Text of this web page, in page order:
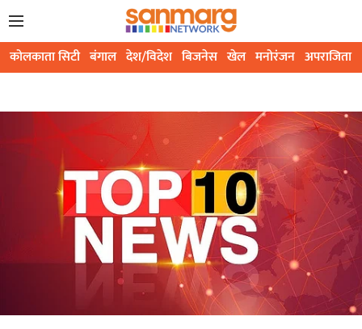
कोलकाता सिटी बंगाल देश/विदेश बिजनेस खेल मनोरंजन अपराजिता